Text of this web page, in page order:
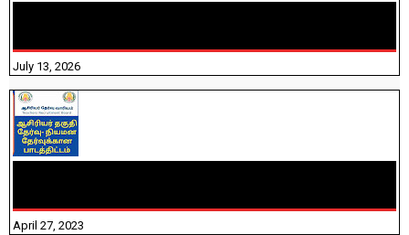
July 13, 2026
April 27, 2023